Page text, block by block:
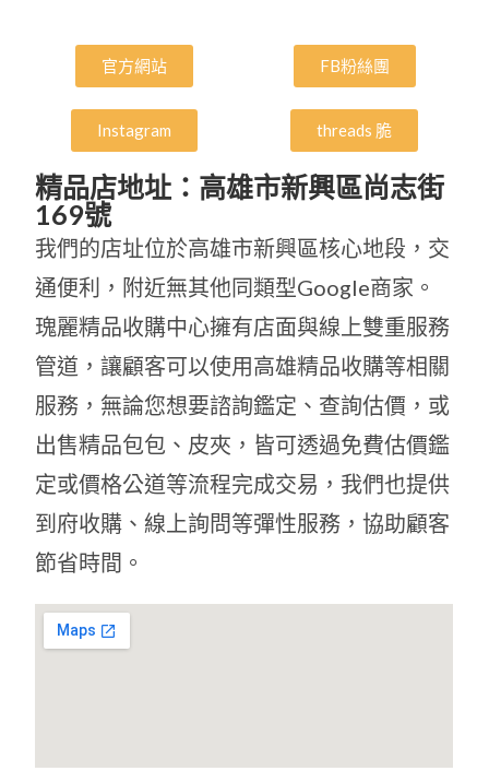
官方網站 FB粉絲團
Instagram threads 脆
精品店地址：高雄市新興區尚志街
169號
我們的店址位於高雄市新興區核心地段，交
通便利，附近無其他同類型Google商家。
瑰麗精品收購中心擁有店面與線上雙重服務
管道，讓顧客可以使用高雄精品收購等相關
服務，無論您想要諮詢鑑定、查詢估價，或
出售精品包包、皮夾，皆可透過免費估價鑑
定或價格公道等流程完成交易，我們也提供
到府收購、線上詢問等彈性服務，協助顧客
節省時間。